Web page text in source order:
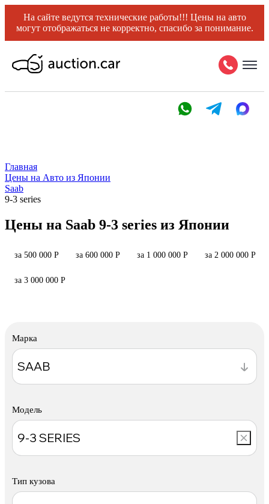
На сайте ведутся технические работы!!! Цены на авто
могут отображаться не корректно, спасибо за понимание.
Главная
Цены на Авто из Японии
Saab
9-3 series
Цены на Saab 9-3 series из Японии
за 500 000 Р за 600 000 Р за 1 000 000 Р за 2 000 000 Р
за 3 000 000 Р
Марка
Модель
Тип кузова